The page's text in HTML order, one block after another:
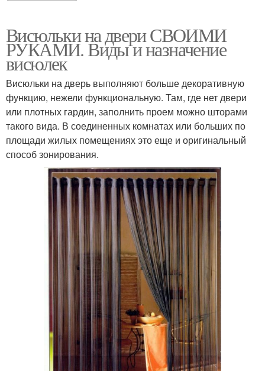
Висюльки на двери СВОИМИ
РУКАМИ. Виды и назначение
висюлек
Висюльки на дверь выполняют больше декоративную
функцию, нежели функциональную. Там, где нет двери
или плотных гардин, заполнить проем можно шторами
такого вида. В соединенных комнатах или больших по
площади жилых помещениях это еще и оригинальный
способ зонирования.